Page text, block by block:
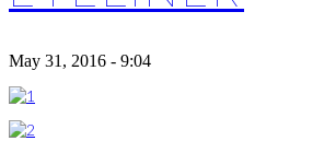
May 31, 2016 - 9:04